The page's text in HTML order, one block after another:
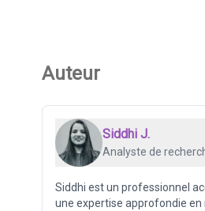
Auteur
Siddhi J.
Analyste de
Siddhi est un professionnel
une expertise approfondie en